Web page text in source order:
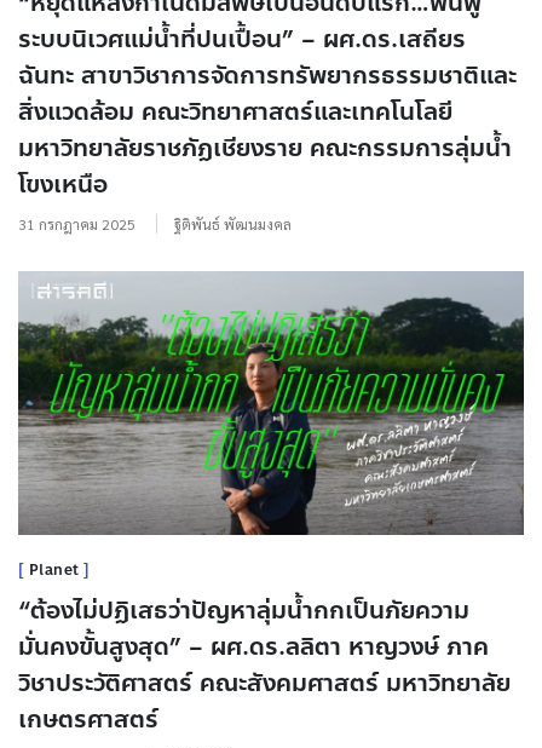
ระบบนิเวศแม่น้ำที่ปนเปื้อน” – ผศ.ดร.เสถียร
ฉันทะ สาขาวิชาการจัดการทรัพยากรธรรมชาติและ
สิ่งแวดล้อม คณะวิทยาศาสตร์และเทคโนโลยี
มหาวิทยาลัยราชภัฏเชียงราย คณะกรรมการลุ่มน้ำ
โขงเหนือ
31 กรกฎาคม 2025 ฐิติพันธ์ พัฒนมงคล
Planet
“ต้องไม่ปฏิเสธว่าปัญหาลุ่มน้ำกกเป็นภัยความ
มั่นคงขั้นสูงสุด” – ผศ.ดร.ลลิตา หาญวงษ์ ภาค
วิชาประวัติศาสตร์ คณะสังคมศาสตร์ มหาวิทยาลัย
เกษตรศาสตร์